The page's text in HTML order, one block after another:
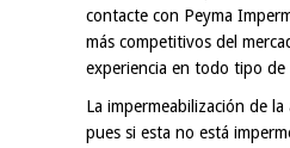
contacte con Peyma
más competitivos del
experiencia en todo tipo de
La impermeabilización de
pues si esta no está